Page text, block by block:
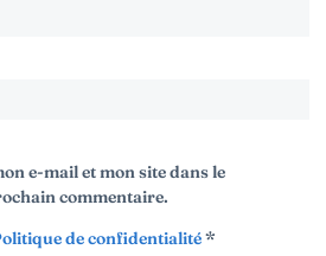
e-mail et mon site dans le
commentaire.
de confidentialité*